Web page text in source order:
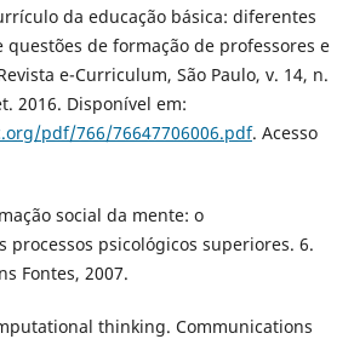
da educação básica: diferentes
questões de formação de professores e
e-Curriculum, São Paulo, v. 14, n.
2016. Disponível em:
pdf/766/76647706006.pdf. Acesso
social da mente: o
processos psicológicos superiores. 6.
Fontes, 2007.
thinking. Communications